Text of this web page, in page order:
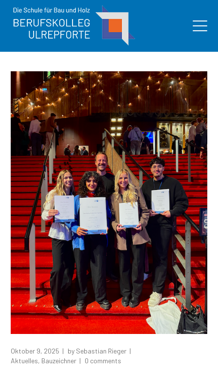
Oktober 9, 2025 by Sebastian Rieger
Aktuelles, Bauzeichner 0 comments